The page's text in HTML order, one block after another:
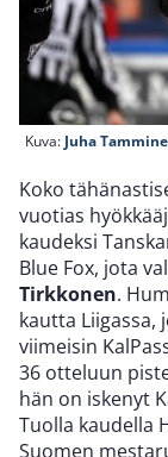
Kuva: Juha
Koko
vuotias
kaudeksi
Blue Fox, jota
Tirkkonen.
kautta Liigassa,
viimeisin
36 otteluun
hän on iskenyt
Tuolla kaudella
Suomen